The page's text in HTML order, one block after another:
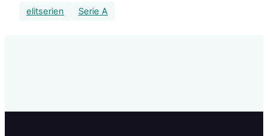
elitserien Serie A